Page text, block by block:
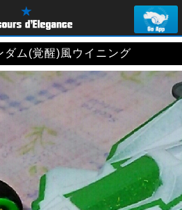
ダム(覚醒)風ウイニング